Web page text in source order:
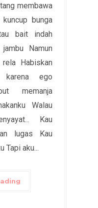
membawa
bunga
bait indah
Namun
Habiskan
ego
memanja
Walau
Kau
lugas Kau
Tapi aku...